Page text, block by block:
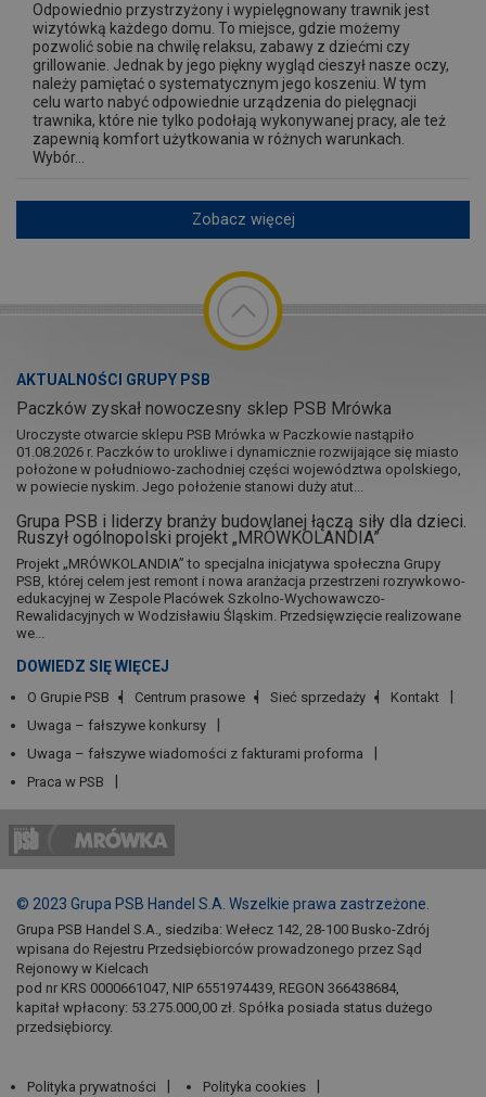
Odpowiednio przystrzyżony i wypielęgnowany trawnik jest
wizytówką każdego domu. To miejsce, gdzie możemy
pozwolić sobie na chwilę relaksu, zabawy z dziećmi czy
grillowanie. Jednak by jego piękny wygląd cieszył nasze oczy,
należy pamiętać o systematycznym jego koszeniu. W tym
celu warto nabyć odpowiednie urządzenia do pielęgnacji
trawnika, które nie tylko podołają wykonywanej pracy, ale też
zapewnią komfort użytkowania w różnych warunkach.
Wybór...
Zobacz więcej
AKTUALNOŚCI GRUPY PSB
Paczków zyskał nowoczesny sklep PSB Mrówka
Uroczyste otwarcie sklepu PSB Mrówka w Paczkowie nastąpiło
01.08.2026 r. Paczków to urokliwe i dynamicznie rozwijające się miasto
położone w południowo-zachodniej części województwa opolskiego,
w powiecie nyskim. Jego położenie stanowi duży atut...
Grupa PSB i liderzy branży budowlanej łączą siły dla dzieci.
Ruszył ogólnopolski projekt „MRÓWKOLANDIA”
Projekt „MRÓWKOLANDIA” to specjalna inicjatywa społeczna Grupy
PSB, której celem jest remont i nowa aranżacja przestrzeni rozrywkowo-
edukacyjnej w Zespole Placówek Szkolno-Wychowawczo-
Rewalidacyjnych w Wodzisławiu Śląskim. Przedsięwzięcie realizowane
we...
DOWIEDZ SIĘ WIĘCEJ
O Grupie PSB Centrum prasowe Sieć sprzedaży
Kontakt
Uwaga – fałszywe konkursy
Uwaga – fałszywe wiadomości z fakturami proforma
Praca w PSB
© 2023 Grupa PSB Handel S.A. Wszelkie prawa zastrzeżone.
Grupa PSB Handel S.A., siedziba: Wełecz 142, 28-100 Busko-Zdrój
wpisana do Rejestru Przedsiębiorców prowadzonego przez Sąd
Rejonowy w Kielcach
pod nr KRS 0000661047, NIP 6551974439, REGON 366438684,
kapitał wpłacony: 53.275.000,00 zł. Spółka posiada status dużego
przedsiębiorcy.
Polityka prywatności Polityka cookies